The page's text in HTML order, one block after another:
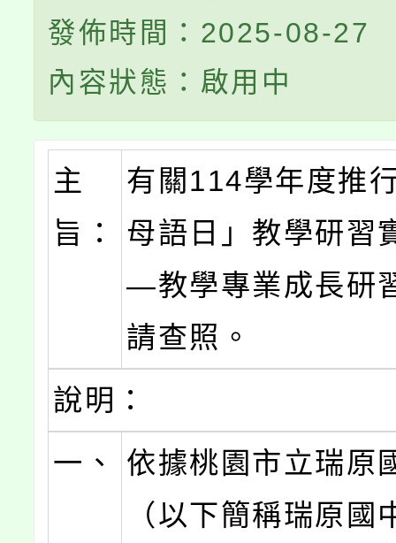
發佈時間：2025-08-27
內容狀態：啟用中
主
旨：
有關114學年度推
母語日」教學研習
—教學專業成長研
請查照。
說明：
一、
依據桃園市立瑞原
（以下簡稱瑞原國